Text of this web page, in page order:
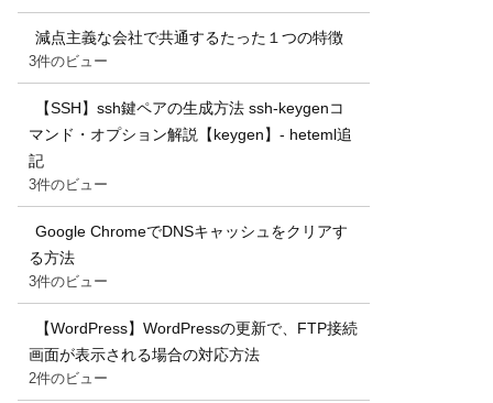
減点主義な会社で共通するたった１つの特徴
3件のビュー
【SSH】ssh鍵ペアの生成方法 ssh-keygenコ
マンド・オプション解説【keygen】- heteml追
記
3件のビュー
Google ChromeでDNSキャッシュをクリアす
る方法
3件のビュー
【WordPress】WordPressの更新で、FTP接続
画面が表示される場合の対応方法
2件のビュー